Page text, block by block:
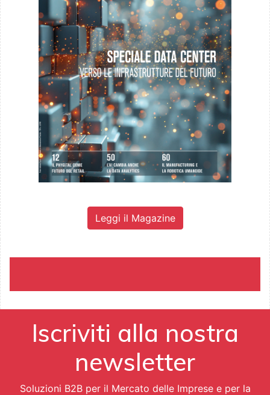
Leggi il Magazine
Iscriviti alla nostra
newsletter
Soluzioni B2B per il Mercato delle Imprese e per la